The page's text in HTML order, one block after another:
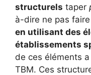
structurels taper
à-dire ne pas
en utilisant des
établissements
de ces éléments
TBM. Ces